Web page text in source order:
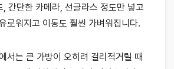
, 간단한 카메라, 선글라스 정도만 넣고
로워지고 이동도 훨씬 가벼워집니다.
서는 큰 가방이 오히려 걸리적거릴 때